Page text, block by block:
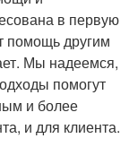
в первую
помощь другим
Мы надеемся,
помогут
и более
и для клиента.